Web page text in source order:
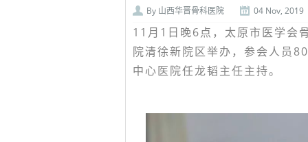
By 山西华晋骨科医院 04 Nov, 2019
11月1日晚6点，太原市医学会
院清徐新院区举办，参会人员
中心医院任龙韬主任主持。